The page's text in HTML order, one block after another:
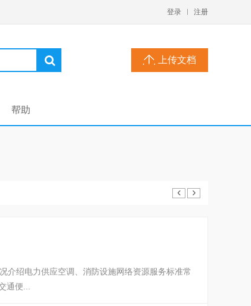
登录 注册
上传文档
帮助
›
‹
介绍电力供应空调、消防设施网络资源服务标准常
通便...